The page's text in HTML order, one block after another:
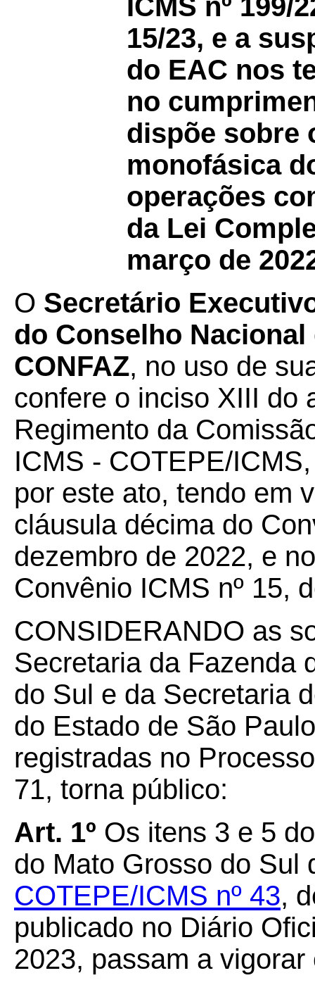
ICMS nº 199/
15/23, e a
do EAC nos
no
dispõe sobre
monofásica
operações
da Lei
março de
O Secretário
do Conselho
CONFAZ, no uso de
confere o inciso XIII do
Regimento da
ICMS - COTEPE/
por este ato, tendo em
cláusula décima do
dezembro de 2022, e
Convênio ICMS nº 15,
CONSIDERANDO as
Secretaria da Fazenda
do Sul e da Secretaria
do Estado de São
registradas no
71, torna público:
Art. 1º Os itens 3 e 5
do Mato Grosso do Sul
COTEPE/ICMS nº 43,
publicado no Diário
2023, passam a